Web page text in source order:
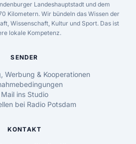
Landeshauptstadt und dem
Kilometern. Wir bündeln das Wissen der
Wissenschaft, Kultur und Sport. Das ist
lokale Kompetenz.
SENDER
Werbung & Kooperationen
Mail ins Studio
bei Radio Potsdam
KONTAKT